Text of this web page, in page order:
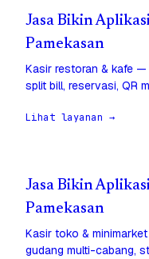
Jasa Bikin
Pamekasan
Kasir restoran & kafe —
split bill, reservasi, QR
Lihat layanan →
Jasa Bikin
Pamekasan
Kasir toko &
gudang multi-cabang,